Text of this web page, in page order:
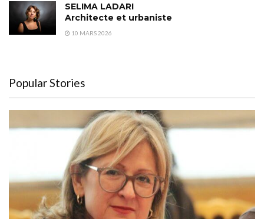
SELIMA LADARI
Architecte et urbaniste
10 MARS 2026
Popular Stories